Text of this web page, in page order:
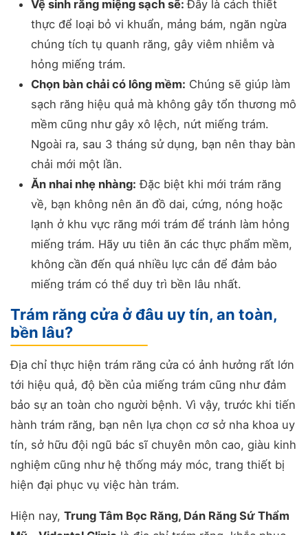
Vệ sinh răng miệng sạch sẽ:Đây là cách thiết
thực để loại bỏ vi khuẩn, mảng bám, ngăn ngừa
chúng tích tụ quanh răng, gây viêm nhiễm và
hỏng miếng trám.
Chọn bàn chải có lông mềm: Chúng sẽ giúp làm
sạch răng hiệu quả mà không gây tổn thương mô
mềm cũng như gây xô lệch, nứt miếng trám.
Ngoài ra, sau 3 tháng sử dụng, bạn nên thay bàn
chải mới một lần.
Ăn nhai nhẹ nhàng: Đặc biệt khi mới trám răng
về, bạn không nên ăn đồ dai, cứng, nóng hoặc
lạnh ở khu vực răng mới trám để tránh làm hỏng
miếng trám. Hãy ưu tiên ăn các thực phẩm mềm,
không cần đến quá nhiều lực cắn để đảm bảo
miếng trám có thể duy trì bền lâu nhất.
Trám răng cửa ở đâu uy tín, an toàn,
bền lâu?
Địa chỉ thực hiện trám răng cửa có ảnh hưởng rất lớn
tới hiệu quả, độ bền của miếng trám cũng như đảm
bảo sự an toàn cho người bệnh. Vì vậy, trước khi tiến
hành trám răng, bạn nên lựa chọn cơ sở nha khoa uy
tín, sở hữu đội ngũ bác sĩ chuyên môn cao, giàu kinh
nghiệm cũng như hệ thống máy móc, trang thiết bị
hiện đại phục vụ việc hàn trám.
Hiện nay, Trung Tâm Bọc Răng, Dán Răng Sứ Thẩm